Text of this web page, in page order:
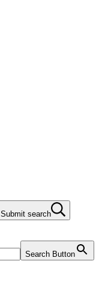
Submit search
Search Button